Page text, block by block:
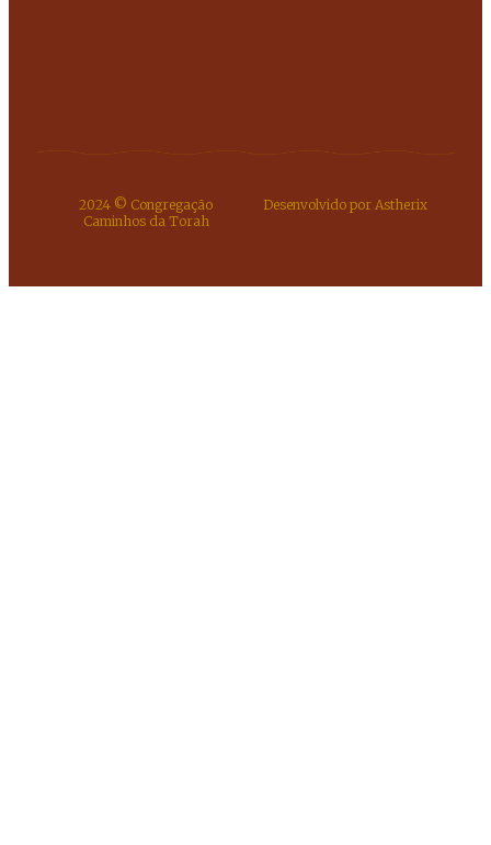
2024 © Congregação
Caminhos da Torah
Desenvolvido por Astherix